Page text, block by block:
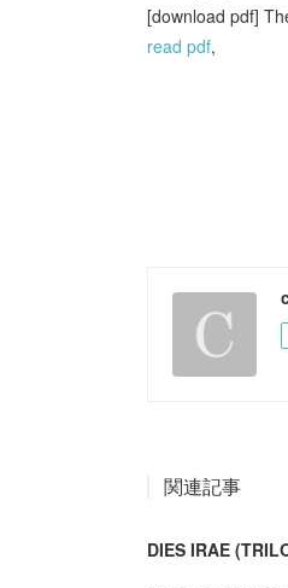
[download pdf]
read pdf,
関連記事
DIES IRAE